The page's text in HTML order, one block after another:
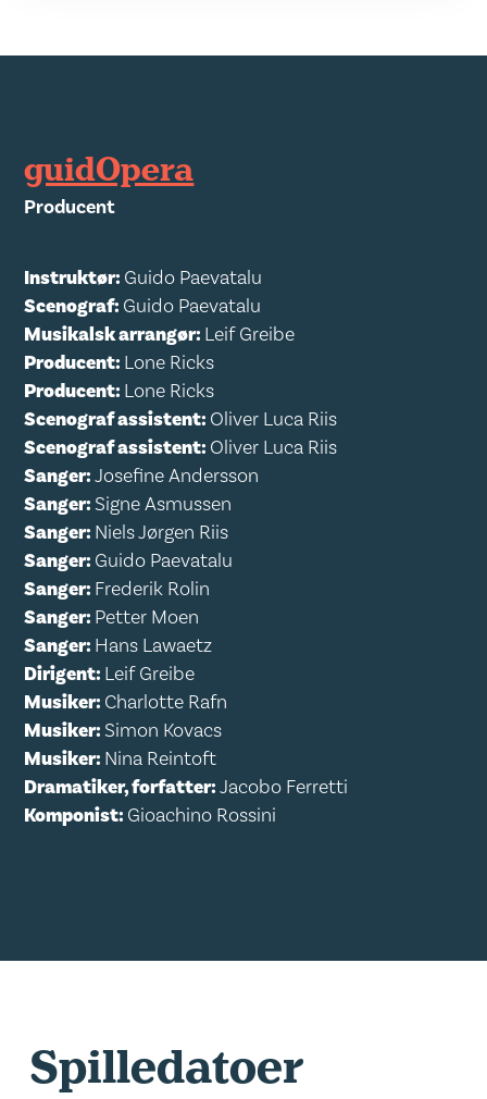
guidOpera
Producent
Instruktør: Guido Paevatalu
Scenograf: Guido Paevatalu
Musikalsk arrangør: Leif Greibe
Producent: Lone Ricks
Producent: Lone Ricks
Scenograf assistent: Oliver Luca Riis
Scenograf assistent: Oliver Luca Riis
Sanger:Josefine Andersson
Sanger:Signe Asmussen
Sanger: Niels Jørgen Riis
Sanger: Guido Paevatalu
Sanger: Frederik Rolin
Sanger: Petter Moen
Sanger: Hans Lawaetz
Dirigent: Leif Greibe
Musiker: Charlotte Rafn
Musiker:Simon Kovacs
Musiker: Nina Reintoft
Dramatiker, forfatter:Jacobo Ferretti
Komponist: Gioachino Rossini
Spilledatoer